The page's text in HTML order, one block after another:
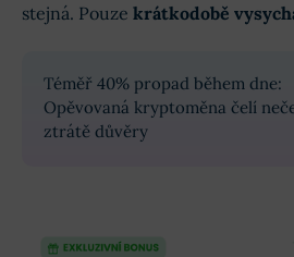
stejná. Pouze krátkodobě
Téměř 40% propad během dne:
Opěvovaná kryptoměna čelí
ztrátě důvěry